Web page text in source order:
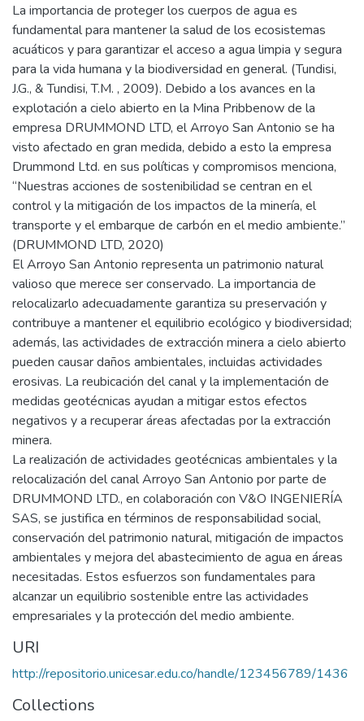
La importancia de proteger los cuerpos de agua es
fundamental para mantener la salud de los ecosistemas
acuáticos y para garantizar el acceso a agua limpia y segura
para la vida humana y la biodiversidad en general. (Tundisi,
J.G., & Tundisi, T.M. , 2009). Debido a los avances en la
explotación a cielo abierto en la Mina Pribbenow de la
empresa DRUMMOND LTD, el Arroyo San Antonio se ha
visto afectado en gran medida, debido a esto la empresa
Drummond Ltd. en sus políticas y compromisos menciona,
“Nuestras acciones de sostenibilidad se centran en el
control y la mitigación de los impactos de la minería, el
transporte y el embarque de carbón en el medio ambiente.”
(DRUMMOND LTD, 2020)
El Arroyo San Antonio representa un patrimonio natural
valioso que merece ser conservado. La importancia de
relocalizarlo adecuadamente garantiza su preservación y
contribuye a mantener el equilibrio ecológico y biodiversidad;
además, las actividades de extracción minera a cielo abierto
pueden causar daños ambientales, incluidas actividades
erosivas. La reubicación del canal y la implementación de
medidas geotécnicas ayudan a mitigar estos efectos
negativos y a recuperar áreas afectadas por la extracción
minera.
La realización de actividades geotécnicas ambientales y la
relocalización del canal Arroyo San Antonio por parte de
DRUMMOND LTD., en colaboración con V&O INGENIERÍA
SAS, se justifica en términos de responsabilidad social,
conservación del patrimonio natural, mitigación de impactos
ambientales y mejora del abastecimiento de agua en áreas
necesitadas. Estos esfuerzos son fundamentales para
alcanzar un equilibrio sostenible entre las actividades
empresariales y la protección del medio ambiente.
URI
http://repositorio.unicesar.edu.co/handle/123456789/1436
Collections